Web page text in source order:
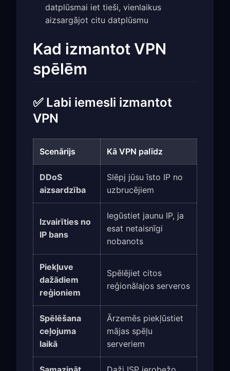
datplūsmai iet tieši, vienlaikus
aizsargājot citu datplūsmu
Kad izmantot VPN
spēlēm
✅ Labi iemesli izmantot
VPN
Scenārijs Kā VPN palīdz
DDoS
aizsardzība
Slēpj jūsu īsto IP no
uzbrucējiem
Izvairīties no
IP bans
Iegūstiet jaunu IP, ja
esat netaisnīgi
nobanots
Piekļuve
dažādiem
reģioniem
Spēlējiet citos
reģionālajos serveros
Spēlēšana
ceļojuma
laikā
Ārzemēs piekļūstiet
mājas spēļu
serveriem